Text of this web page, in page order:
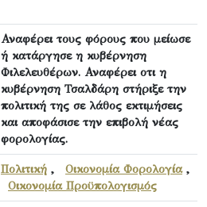
Αναφέρει τους φόρους που μείωσε
ή κατάργησε η κυβέρνηση
Φιλελευθέρων. Αναφέρει οτι η
κυβέρνηση Τσαλδάρη στήριξε την
πολιτική της σε λάθος εκτιμήσεις
και αποφάσισε την επιβολή νέας
φορολογίας.
Πολιτική , Οικονομία Φορολογία,
Οικονομία Προϋπολογισμός